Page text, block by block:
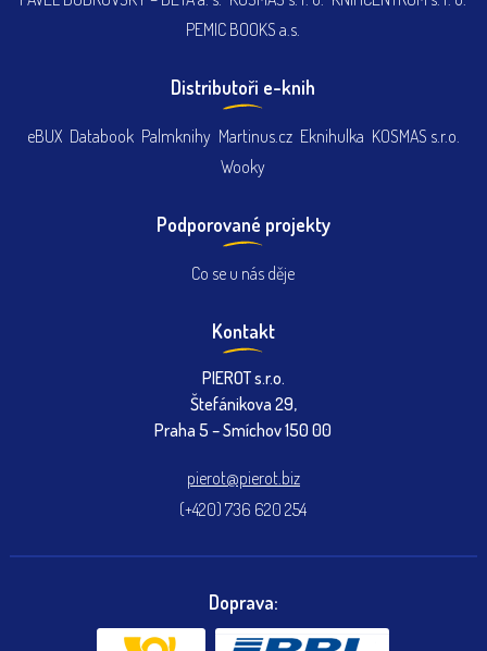
PEMIC BOOKS a.s.
Distributoři e-knih
eBUX Databook Palmknihy Martinus.cz Eknihulka KOSMAS s.r.o.
Wooky
Podporované projekty
Co se u nás děje
Kontakt
PIEROT s.r.o.
Štefánikova 29,
Praha 5 – Smíchov 150 00
pierot@pierot.biz
(+420) 736 620 254
Doprava: